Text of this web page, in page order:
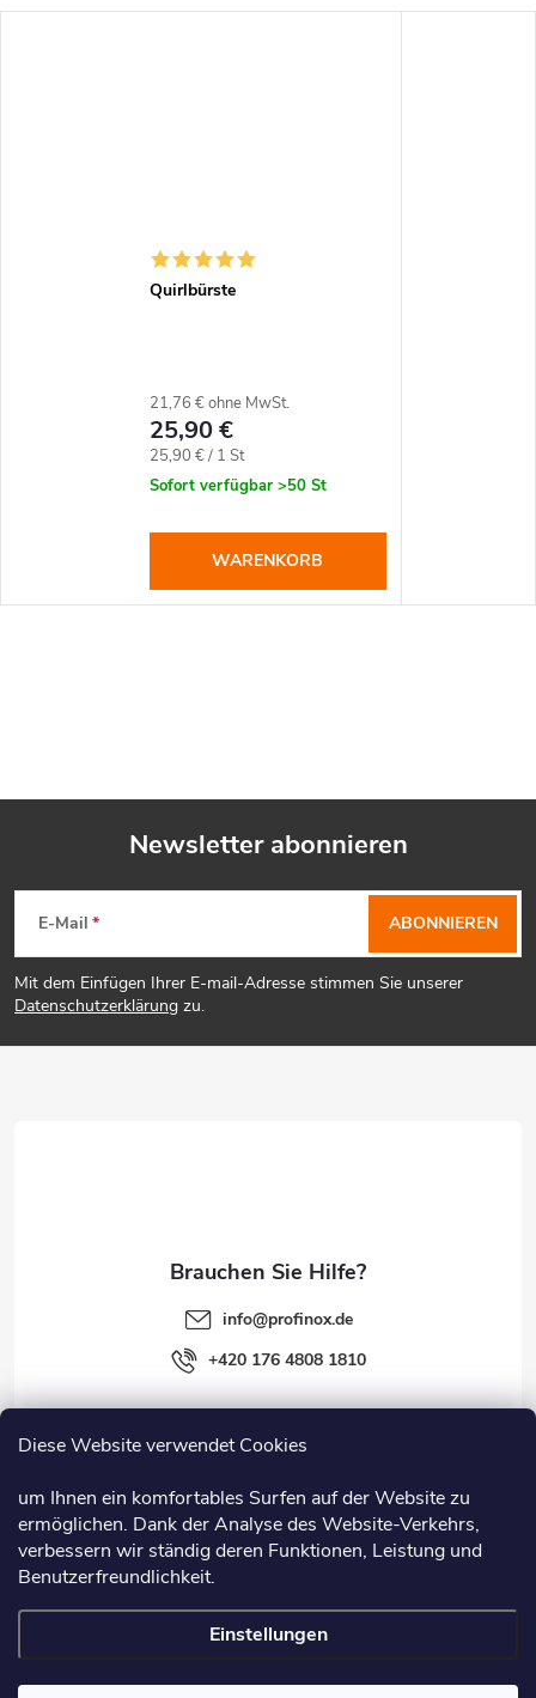
Diese Website verwendet Cookies
um Ihnen ein komfortables Surfen auf der Website zu
ermöglichen. Dank der Analyse des Website-Verkehrs,
verbessern wir ständig deren Funktionen, Leistung und
Benutzerfreundlichkeit.
Einstellungen
Quirlbürste
21,76 € ohne MwSt.
25,90 €
Verkaufspreis:
25,90 € / 1 St
Sofort verfügbar >50 St
WARENKORB
F
u
ß
Newsletter abonnieren
E-Mail
Mit dem Einfügen Ihrer E-mail-Adresse stimmen Sie unserer
Datenschutzerklärung zu.
ABONNIEREN
Information
info@profinox.de
+420 176 4808 1810
Copyright 2026Profinox.de. Alle Rechte vorbehalten.